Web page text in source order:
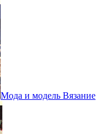
Мода и модель Вязание